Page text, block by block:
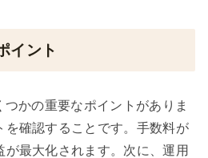
イント
かの重要なポイントがありま
を確認することです。手数料が
最大化されます。次に、運用